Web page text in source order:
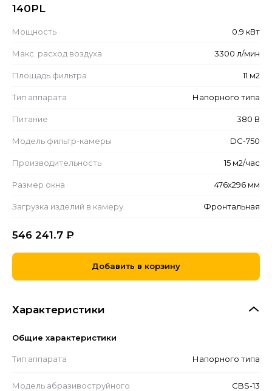
140PL
Мощность 0.9 кВт
Макс. расход воздуха 3300 л/мин
Площадь фильтра 11 м2
Тип аппарата Напорного типа
Питание 380 В
Модель фильтр-камеры DC-750
Производительность 15 м2/час
Размер окна 476x296 мм
Загрузка изделий в камеру Фронтальная
546 241.7 ₽
Добавить в корзину
Характеристики
Общие характеристики
Тип аппарата Напорного типа
Модель абразивоструйного
CBS-13